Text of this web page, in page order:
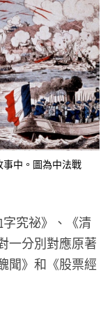
事中。圖為中法戰
究祕》、《清
一分別對應原著
聞》和《股票經